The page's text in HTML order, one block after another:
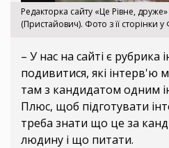
Редакторка сайту «Це Рівне,
(Пристайович). Фото з її сторінки у
– У нас на сайті є
подивитися, які інтерв'ю
там з кандидатом одним
Плюс, щоб підготувати
треба знати що це за
людину і що питати.